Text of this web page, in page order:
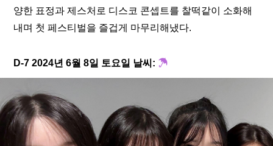
양한 표정과 제스처로 디스코 콘셉트를 찰떡같이 소화해
내며 첫 페스티벌을 즐겁게 마무리해냈다.
D-7 2024년 6월 8일 토요일 날씨: ☂